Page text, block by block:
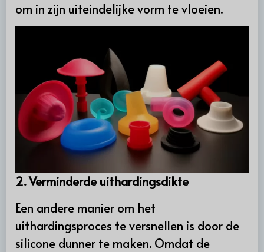
om in zijn uiteindelijke vorm te vloeien.
2. Verminderde uithardingsdikte
Een andere manier om het
uithardingsproces te versnellen is door de
silicone dunner te maken. Omdat de